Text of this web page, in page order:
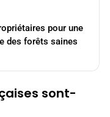
pour une
des forêts saines
sont-